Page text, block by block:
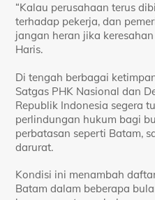
“Kalau perusahaan terus
terhadap pekerja, dan
jangan heran jika
Haris.
Di tengah berbagai
Satgas PHK Nasional dan
Republik Indonesia segera
perlindungan hukum bagi
perbatasan seperti Batam,
darurat.
Kondisi ini menambah
Batam dalam beberapa